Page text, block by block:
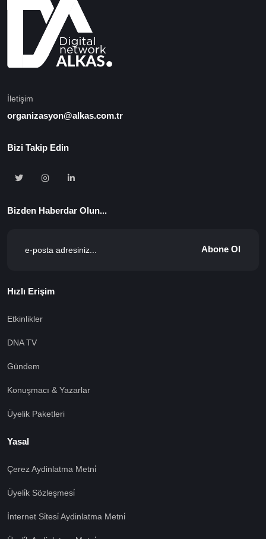
İletişim
organizasyon@alkas.com.tr
Bizi Takip Edin
Bizden Haberdar Olun...
Abone Ol
Hızlı Erişim
Etkinlikler
DNA TV
Gündem
Konuşmacı & Yazarlar
Üyelik Paketleri
Yasal
Çerez Aydinlatma Metni̇
Üyeli̇k Sözleşmesi̇
İnternet Si̇tesi̇ Aydinlatma Metni̇